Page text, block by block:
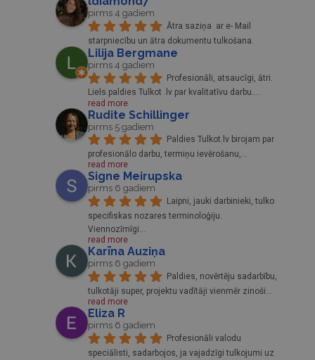
pirms 4 gadiem
Ātra saziņa  ar e- Mail
starpniecību un ātra dokumentu tulkošana.
Lilija Bergmane
pirms 4 gadiem
Profesionāli, atsaucīgi, ātri.
Liels paldies Tulkot .lv par kvalitatīvu darbu....
read more
Rudite Schillinger
pirms 5 gadiem
Paldies Tulkot.lv birojam par
profesionālo darbu, termiņu ievērošanu,...
read more
Signe Meirupska
pirms 6 gadiem
Laipni, jauki darbinieki, tulko
specifiskas nozares terminoloģiju.
Viennozīmīgi...
read more
Karīna Auziņa
pirms 6 gadiem
Paldies, novērtēju sadarbību,
tulkotāji super, projektu vadītāji vienmēr zinoši...
read more
Eliza R
pirms 6 gadiem
Profesionāli valodu
speciālisti, sadarbojos, ja vajadzīgi tulkojumi uz